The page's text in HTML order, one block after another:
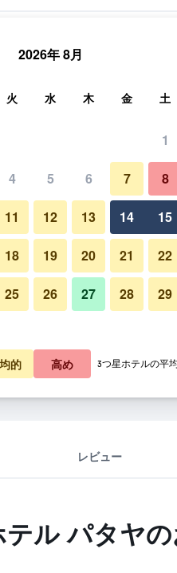
あたり合計
¥9,125 プランを見る
¥9,384 プランを見る
ヤのオファー
レビュー
ル パタヤ
2026年 8月
火 水 木 金 土
1
4 5 6 7 8
11 12 13 14 15
18 19 20 21 22
25 26 27 28 29
的 高め 3つ星ホテルの平